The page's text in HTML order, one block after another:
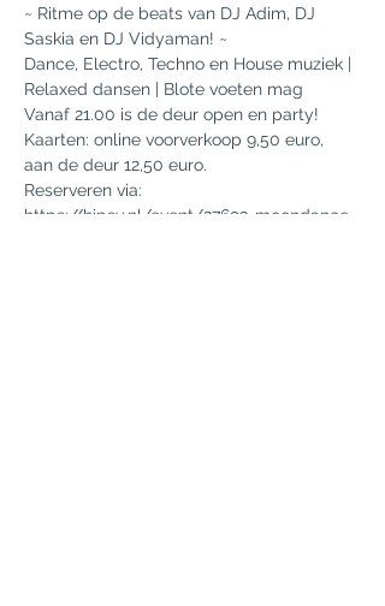
~ Ritme op de beats van DJ Adim, DJ
Saskia en DJ Vidyaman! ~
Dance, Electro, Techno en House muziek |
Relaxed dansen | Blote voeten mag
Vanaf 21.00 is de deur open en party!
Kaarten: online voorverkoop 9,50 euro,
aan de deur 12,50 euro.
Reserveren via:
https://hipsy.nl/event/27693-moondance-